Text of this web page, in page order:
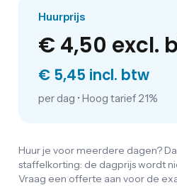
Huurprijs
€ 4,50 excl.
€ 5,45 incl. btw
per dag • Hoog tarief 21%
Huur je voor meerdere dagen?
staffelkorting: de dagprijs wordt
Vraag een offerte aan voor de